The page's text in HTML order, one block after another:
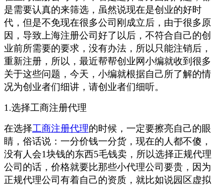
是需要认真的来筛选，虽然说现在是创业的好时
代，但是不免现在很多公司刚成立后，由于很多原
因，导致上海注册公司好了以后，不符合自己的创
业前所需要的要求，没有办法，所以只能注销后，
重新注册，所以，最近帮帮创业网小编就收到很多
关于这些问题，今天，小编就根据自己所了解的情
况为创业者们细讲，请创业者们细听。
1.选择工商注册代理
在选择工商注册代理的时候，一定要擦亮自己的眼
睛，俗话说：一分价钱一分货，现在的人都不傻，
没有人会1块钱的东西5毛钱卖，所以选择正规代理
公司的话，价格就要比那些小代理公司要贵，因为
正规代理公司有着自己的资质，就比如说园区虚拟